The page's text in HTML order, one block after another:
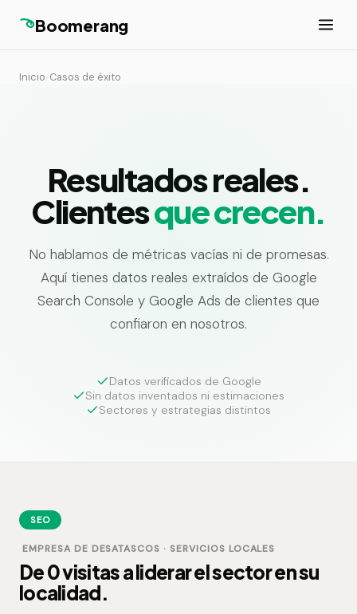
Boomerang
Inicio Casos de éxito
Resultados reales.
Clientesque crecen.
No hablamos de métricas vacías ni de promesas.
Aquí tienes datos reales extraídos de Google
Search Console y Google Ads de clientes que
confiaron en nosotros.
Datos verificados de Google
Sin datos inventados ni estimaciones
Sectores y estrategias distintos
SEO
EMPRESA DE DESATASCOS · SERVICIOS LOCALES
De 0 visitas a liderar el sector en su
localidad.